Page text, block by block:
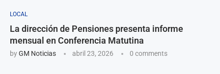
LOCAL
La dirección de Pensiones presenta informe
mensual en Conferencia Matutina
byGM Noticias abril 23, 2026 0 comments